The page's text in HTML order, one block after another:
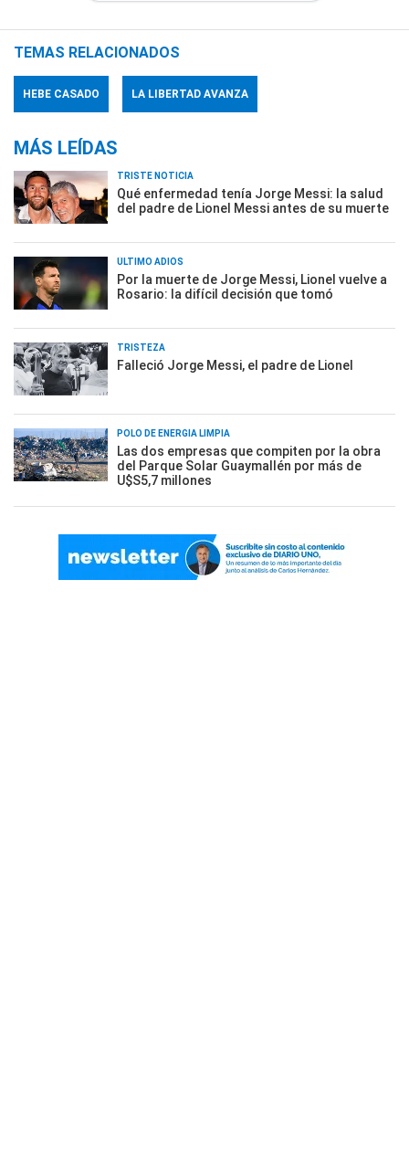
TEMAS RELACIONADOS
HEBE CASADO LA LIBERTAD AVANZA
MÁS LEÍDAS
TRISTE NOTICIA
Qué enfermedad tenía Jorge Messi: la salud
del padre de Lionel Messi antes de su muerte
ÚLTIMO ADIÓS
Por la muerte de Jorge Messi, Lionel vuelve a
Rosario: la difícil decisión que tomó
TRISTEZA
Falleció Jorge Messi, el padre de Lionel
POLO DE ENERGÍA LIMPIA
Las dos empresas que compiten por la obra
del Parque Solar Guaymallén por más de
U$S5,7 millones